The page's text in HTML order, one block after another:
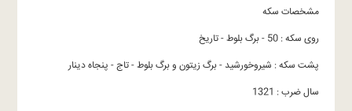
مشخصات سکه
روی سکه : 50 - برگ بلوط - تاریخ
پشت سکه : شیروخورشید - برگ زیتون و برگ بلوط - تاج - پنجاه دینار
سال ضرب : 1321